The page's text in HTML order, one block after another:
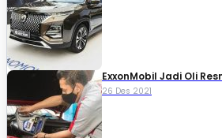
ExxonMobil Jadi Oli
26 Des 2021